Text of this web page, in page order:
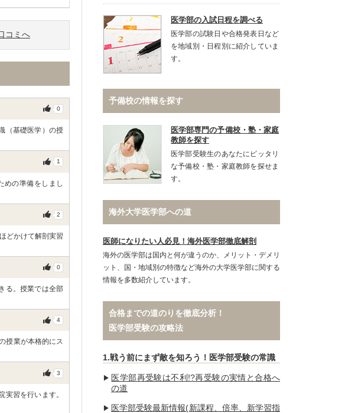
コミへ
0
（基礎医学）の授
1
めの準備をしまし
2
どかけて解剖実習
0
る。授業では全部
4
授業が本格的にス
3
習を行います。
医学部の入試日程を調べる
医学部の試験日や合格発表日など
を地域別・日程別に紹介していま
す。
予備校の情報を探す
医学部専門の予備校・塾・家庭
教師を探す
医学部受験生のあなたにピッタリ
な予備校・塾・家庭教師を探せま
す。
海外大学医学部への道
医師になりたい人必見！海外医学部徹底解剖
海外の医学部は国内と何が違うのか、メリット・デメリ
ット、国・地域別の特徴など海外の大学医学部に関する
情報を多数紹介しています。
合格までの道のりを徹底分析！
医学部受験の攻略法
1.戦う前にまず敵を知ろう！医学部受験の常識
医学部再受験は不利!?再受験の実情と合格へ
の道
医学部受験最新情報(新課程、倍率、新学習指